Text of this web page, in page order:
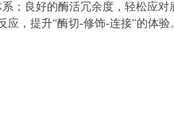
；良好的酶活冗余度，轻松应对
应，提升“酶切-修饰-连接"的体验